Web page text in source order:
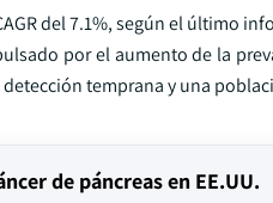
del 7.1%, según el último
por el aumento de la
temprana y una
de páncreas en EE.UU.